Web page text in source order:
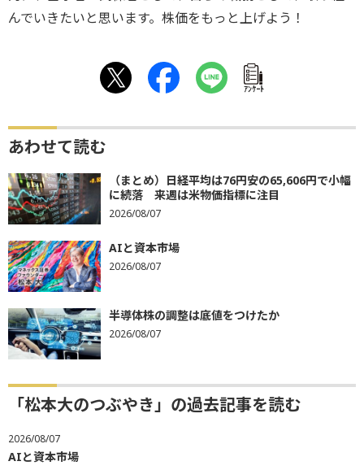
んでいきたいと思います。株価をもっと上げよう！
ｱﾝｹｰﾄ
あわせて読む
（まとめ）日経平均は76円安の65,606円で小幅
に続落 来週は米物価指標に注目
2026/08/07
AIと資本市場
2026/08/07
半導体株の調整は底値をつけたか
2026/08/07
「松本大のつぶやき」の過去記事を読む
2026/08/07
AIと資本市場